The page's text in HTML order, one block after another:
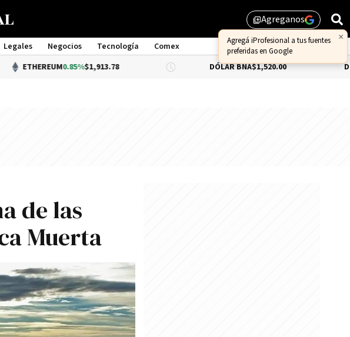
library_addAgreganos
×
Agregá iProfesional a tus fuentes
preferidas en Google
Legales Negocios Tecnología
Comex
0.85%$1,913.78 DÓLAR BNA $1,520.00 DÓLAR BLUE
de las
Muerta